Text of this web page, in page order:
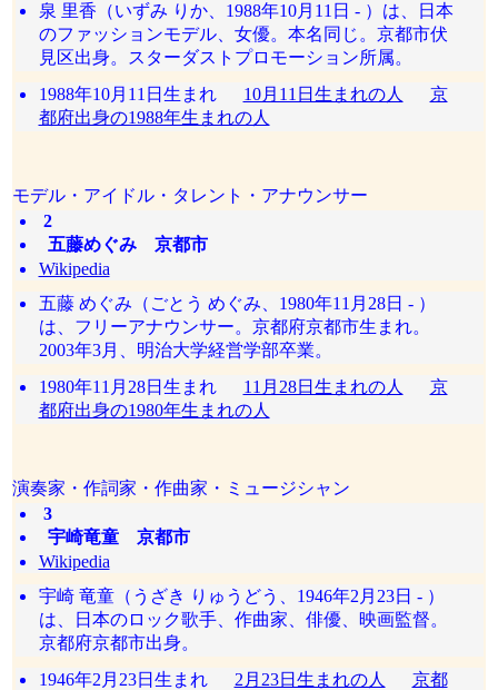
泉 里香（いずみ りか、1988年10月11日 - ）は、日本
のファッションモデル、女優。本名同じ。京都市伏
見区出身。スターダストプロモーション所属。
1988年10月11日生まれ 10月11日生まれの人
京
都府出身の1988年生まれの人
モデル・アイドル・タレント・アナウンサー
2
五藤めぐみ 京都市
Wikipedia
五藤 めぐみ（ごとう めぐみ、1980年11月28日 - ）
は、フリーアナウンサー。京都府京都市生まれ。
2003年3月、明治大学経営学部卒業。
1980年11月28日生まれ 11月28日生まれの人
京
都府出身の1980年生まれの人
演奏家・作詞家・作曲家・ミュージシャン
3
宇崎竜童 京都市
Wikipedia
宇崎 竜童（うざき りゅうどう、1946年2月23日 - ）
は、日本のロック歌手、作曲家、俳優、映画監督。
京都府京都市出身。
1946年2月23日生まれ 2月23日生まれの人
京都